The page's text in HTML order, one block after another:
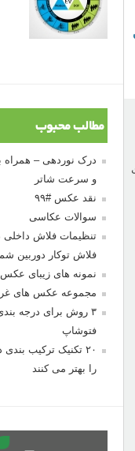
مطالب محبوب
و سرعت شاتر
نقد عکس #۹۹
سوالات عکاسی
تنظیمات فلاش داخلی
فلاش توکار دوربین
نمونه های زیبای
مجموعه عکس های
۳ روش برای درجه
فتوشاپ
۲۰ تکنیک ترکیب
را بهتر می کنند